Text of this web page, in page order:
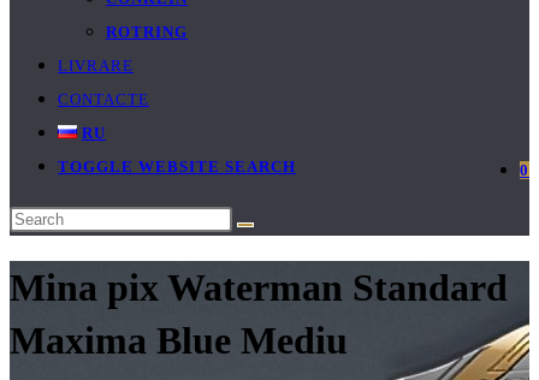
ROTRING
LIVRARE
CONTACTE
RU
0
TOGGLE WEBSITE SEARCH
Mina pix Waterman Standard
Maxima Blue Mediu